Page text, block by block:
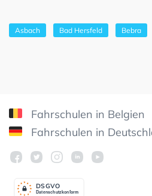
Asbach Bad Hersfeld Bebra
Fahrschulen in Belgien
Fahrschulen in
Datenschutzkonform
DSGVO